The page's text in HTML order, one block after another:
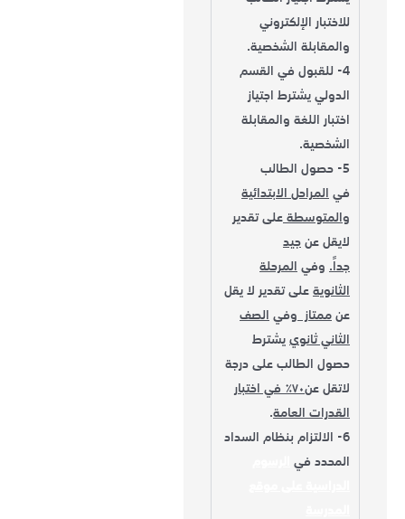
للاختبار الإلكتروني
والمقابلة الشخصية.
4- للقبول في القسم
الدولي يشترط اجتياز
اختبار اللغة والمقابلة
الشخصية.
5- حصول الطالب
فيالمراحل الابتدائية
والمتوسطةعلى تقدير
لايقل عنجيد
جداً. وفيالمرحلة
الثانويةعلى تقدير لا يقل
عنممتاز وفيالصف
الثاني ثانوييشترط
حصول الطالب على درجة
لاتقل عن ٧٠٪ في اختبار
القدرات العامة.
6- الالتزام بنظام السداد
المحدد في